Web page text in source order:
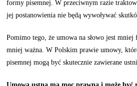
formy pisemnej. W przeciwnym razie
jej postanowienia nie będą wywoływać
Pomimo tego, że umowa na słowo jest mniej
mniej ważna. W Polskim prawie umowy,
pisemnej mogą być skutecznie zawierane